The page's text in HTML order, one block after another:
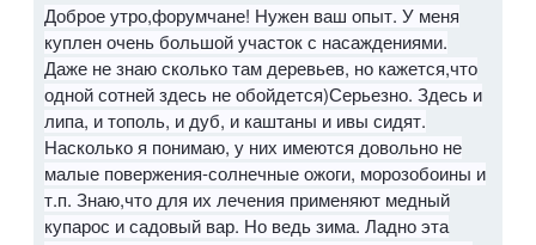
Доброе утро,форумчане! Нужен ваш опыт. У меня
куплен очень большой участок с насаждениями.
Даже не знаю сколько там деревьев, но кажется,что
одной сотней здесь не обойдется)Серьезно. Здесь и
липа, и тополь, и дуб, и каштаны и ивы сидят.
Насколько я понимаю, у них имеются довольно не
малые повержения-солнечные ожоги, морозобоины и
т.п. Знаю,что для их лечения применяют медный
купарос и садовый вар. Но ведь зима. Ладно эта